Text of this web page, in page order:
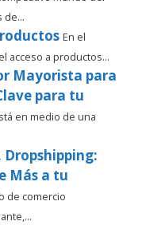
de...
En el
acceso a productos...
Mayorista para
para tu
en medio de una
Más a tu
de comercio